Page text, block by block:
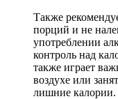
Также
порций и не
употреблении
контроль над
также играет
воздухе или
лишние калории.